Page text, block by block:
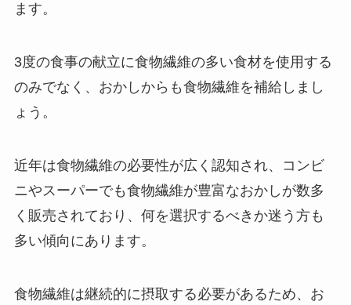
ます。
3度の食事の献立に食物繊維の多い食材を使用する
のみでなく、おかしからも食物繊維を補給しまし
ょう。
近年は食物繊維の必要性が広く認知され、コンビ
ニやスーパーでも食物繊維が豊富なおかしが数多
く販売されており、何を選択するべきか迷う方も
多い傾向にあります。
食物繊維は継続的に摂取する必要があるため、お